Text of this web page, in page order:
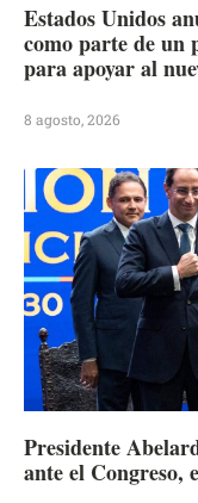
Estados Unidos
como parte de un
para apoyar al
8 agosto, 2026
Presidente
ante el